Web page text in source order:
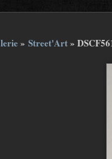
» Street'Art»